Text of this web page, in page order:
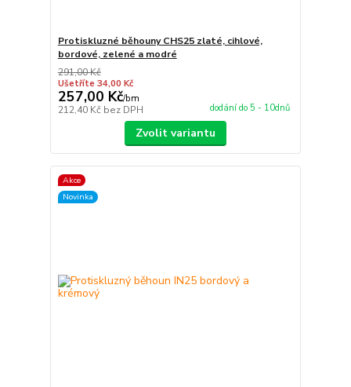
Protiskluzné běhouny CHS25 zlaté, cihlové,
bordové, zelené a modré
291,00 Kč
Ušetříte 34,00 Kč
257,00 Kč/bm
212,40 Kč bez DPH dodání do 5 - 10dnů
Zvolit variantu
Akce
Novinka